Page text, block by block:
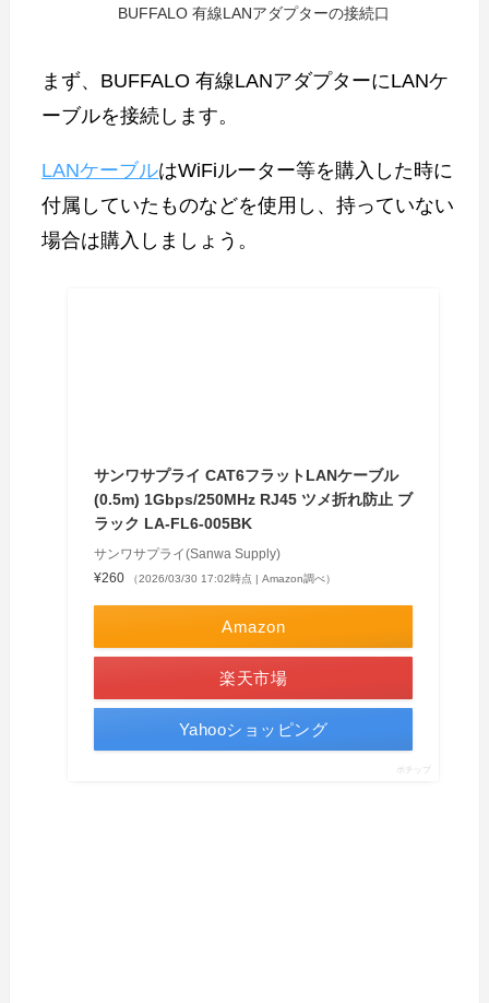
BUFFALO 有線LANアダプターの接続口
まず、BUFFALO 有線LANアダプターにLANケ
ーブルを接続します。
LANケーブルはWiFiルーター等を購入した時に
付属していたものなどを使用し、持っていない
場合は購入しましょう。
サンワサプライ CAT6フラットLANケーブル
(0.5m) 1Gbps/250MHz RJ45 ツメ折れ防止 ブ
ラック LA-FL6-005BK
サンワサプライ(Sanwa Supply)
¥260
（2026/03/30 17:02時点 | Amazon調べ）
Amazon
楽天市場
Yahooショッピング
ポチップ